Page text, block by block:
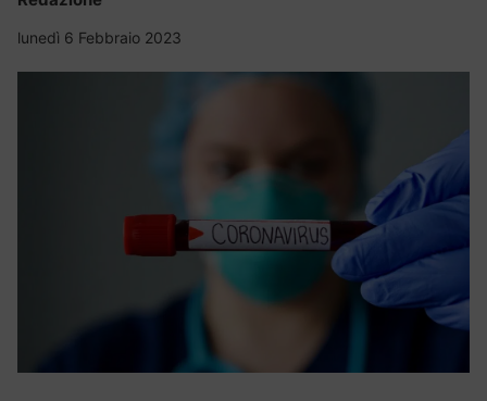
lunedì 6 Febbraio 2023